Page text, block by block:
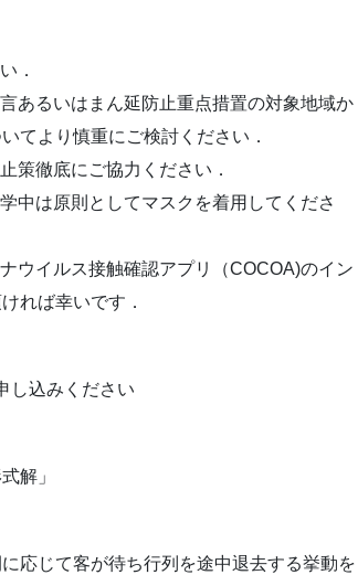
．
あるいはまん延防止重点措置の対象地域か
てより慎重にご検討ください．
策徹底にご協力ください．
中は原則としてマスクを着用してくださ
ウイルス接触確認アプリ（COCOA)のイン
れば幸いです．
し込みください
解」
応じて客が待ち行列を途中退去する挙動を